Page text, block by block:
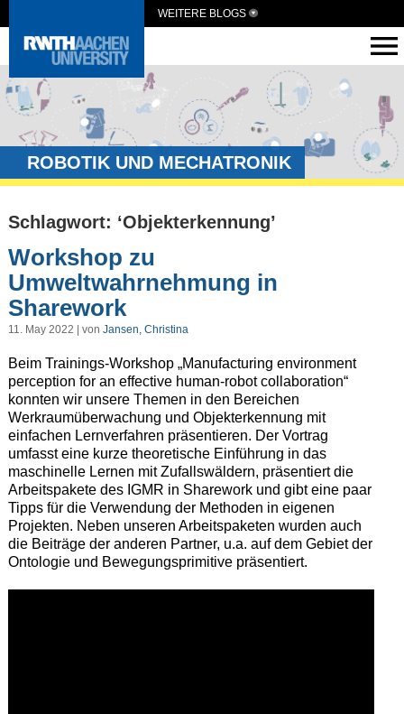
WEITERE BLOGS
ROBOTIK UND MECHATRONIK
Schlagwort: ‘Objekterkennung’
Workshop zu
Umweltwahrnehmung in
Sharework
11. May 2022 | von Jansen, Christina
Beim Trainings-Workshop „Manufacturing environment
perception for an effective human-robot collaboration“
konnten wir unsere Themen in den Bereichen
Werkraumüberwachung und Objekterkennung mit
einfachen Lernverfahren präsentieren. Der Vortrag
umfasst eine kurze theoretische Einführung in das
maschinelle Lernen mit Zufallswäldern, präsentiert die
Arbeitspakete des IGMR in Sharework und gibt eine paar
Tipps für die Verwendung der Methoden in eigenen
Projekten. Neben unseren Arbeitspaketen wurden auch
die Beiträge der anderen Partner, u.a. auf dem Gebiet der
Ontologie und Bewegungsprimitive präsentiert.